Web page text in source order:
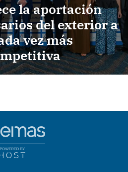
la aportación
del exterior a
vez más